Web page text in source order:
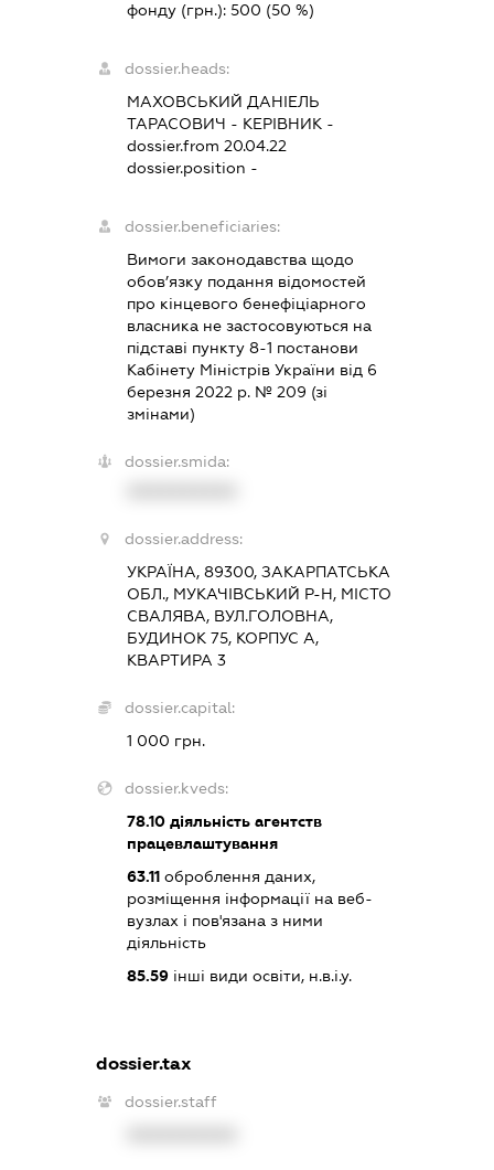
фонду (грн.):500 (50 %)
dossier.heads:
МАХОВСЬКИЙ ДАНІЕЛЬ
ТАРАСОВИЧ - КЕРІВНИК -
dossier.from 20.04.22
dossier.position -
dossier.beneficiaries:
Вимоги законодавства щодо
обов’язку подання відомостей
про кінцевого бенефіціарного
власника не застосовуються на
підставі пункту 8-1 постанови
Кабінету Міністрів України від 6
березня 2022 р. № 209 (зі
змінами)
dossier.smida:
dossier.address:
УКРАЇНА, 89300, ЗАКАРПАТСЬКА
ОБЛ., МУКАЧІВСЬКИЙ Р-Н, МІСТО
СВАЛЯВА, ВУЛ.ГОЛОВНА,
БУДИНОК 75, КОРПУС А,
КВАРТИРА 3
dossier.capital:
1 000 грн.
dossier.kveds:
78.10 діяльність агентств
працевлаштування
63.11 оброблення даних,
розміщення інформації на веб-
вузлах і пов'язана з ними
діяльність
85.59 інші види освіти, н.в.і.у.
dossier.tax
dossier.staff